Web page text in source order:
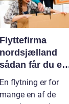
Flyttefirma
nordsjælland
sådan får du en
tryg og effektiv
flytning
En flytning er for
mange en af de